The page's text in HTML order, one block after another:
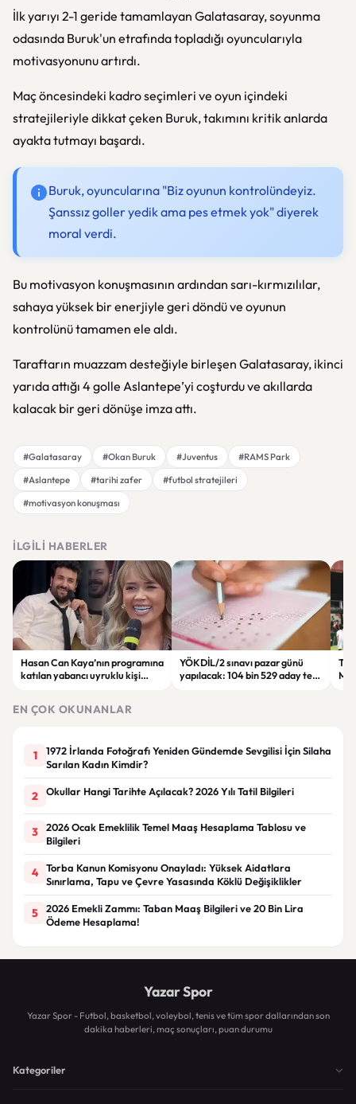
İlk yarıyı 2-1 geride tamamlayan Galatasaray, soyunma
odasında Buruk'un etrafında topladığı oyuncularıyla
motivasyonunu artırdı.
Maç öncesindeki kadro seçimleri ve oyun içindeki
stratejileriyle dikkat çeken Buruk, takımını kritik anlarda
ayakta tutmayı başardı.
Buruk, oyuncularına "Biz oyunun kontrolündeyiz.
Şanssız goller yedik ama pes etmek yok" diyerek
moral verdi.
Bu motivasyon konuşmasının ardından sarı-kırmızılılar,
sahaya yüksek bir enerjiyle geri döndü ve oyunun
kontrolünü tamamen ele aldı.
Taraftarın muazzam desteğiyle birleşen Galatasaray, ikinci
yarıda attığı 4 golle Aslantepe’yi coşturdu ve akıllarda
kalacak bir geri dönüşe imza attı.
#Galatasaray #Okan Buruk #Juventus
#RAMS Park
#Aslantepe
#tarihi zafer
#futbol stratejileri
#motivasyon konuşması
İLGILI HABERLER
Hasan Can Kaya’nın programına
katılan yabancı uyruklu kişi
YÖKDİL/2 sınavı pazar günü
yapılacak: 104 bin 529 aday ter
EN ÇOK OKUNANLAR
1
1972 İrlanda Fotoğrafı Yeniden Gündemde Sevgilisi İçin Silaha
Sarılan Kadın Kimdir?
2 Okullar Hangi Tarihte Açılacak? 2026 Yılı Tatil Bilgileri
3
2026 Ocak Emeklilik Temel Maaş Hesaplama Tablosu ve
Bilgileri
4
Torba Kanun Komisyonu Onayladı: Yüksek Aidatlara
Sınırlama, Tapu ve Çevre Yasasında Köklü Değişiklikler
5
2026 Emekli Zammı: Taban Maaş Bilgileri ve 20 Bin Lira
Ödeme Hesaplama!
Yazar Spor
Yazar Spor - Futbol, basketbol, voleybol, tenis ve tüm spor dallarından son
dakika haberleri, maç sonuçları, puan durumu
Kategoriler